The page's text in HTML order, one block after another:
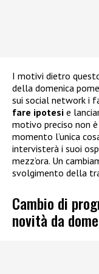
I motivi dietro
della domenica
sui social network i
fare ipotesi e
motivo preciso non
momento l’unica
intervisterà i suoi
mezz’ora. Un
svolgimento della
Cambio di
novità da